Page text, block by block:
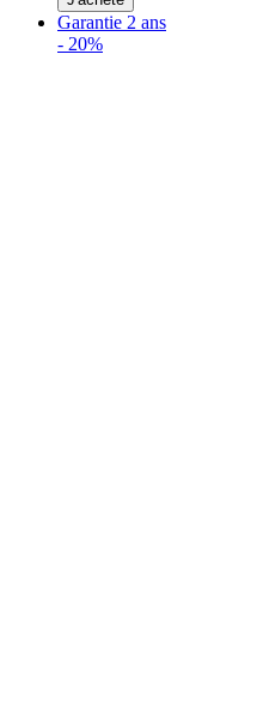
Garantie 2 ans
- 20%